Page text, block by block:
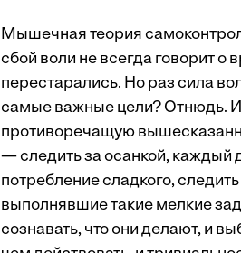
Мышечная теория
сбой воли не всегда говорит о
перестарались. Но раз сила
самые важные цели? Отнюдь.
противоречащую
— следить за осанкой, каждый
потребление сладкого,
выполнявшие такие мелкие
сознавать, что они делают, и